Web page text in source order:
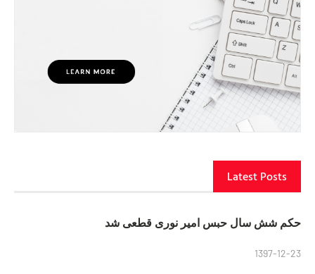
Latest Posts
حکم شش سال حبس امیر نوری قطعی شد
1397-12-23